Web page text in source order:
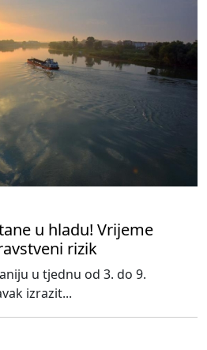
u hladu! Vrijeme
rizik
u tjednu od 3. do 9.
izrazit...